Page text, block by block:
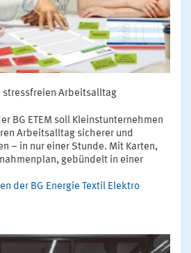
Arbeitsalltag
BG ETEM soll Kleinstunternehmen
Arbeitsalltag sicherer und
– in nur einer Stunde. Mit Karten,
gebündelt in einer
der BG Energie Textil Elektro